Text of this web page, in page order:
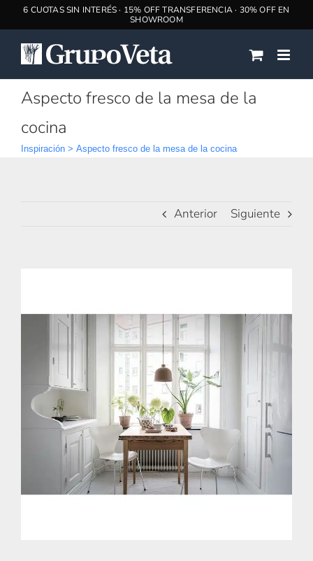
Aspecto fresco de la mesa de la
cocina
Inspiración > Aspecto fresco de la mesa de la cocina
Anterior Siguiente